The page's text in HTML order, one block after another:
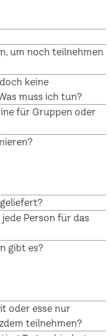
um noch teilnehmen
keine
muss ich tun?
für Gruppen oder
Person für das
gibt es?
oder esse nur
teilnehmen?